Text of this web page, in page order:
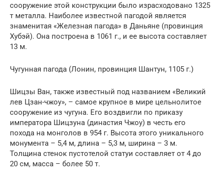
сооружение этой конструкции было израсходовано 1325
т металла. Наиболее известной пагодой является
знаменитая «Железная пагода» в Даньяне (провинция
Хубэй). Она построена в 1061 г., и ее высота составляет
13 м.
Чугунная пагода (Лонин, провинция Шантун, 1105 г.)
Шицзы Ван, также известный под названием «Великий
лев Цзан-чжоу», – самое крупное в мире цельнолитое
сооружение из чугуна. Его воздвигли по приказу
императора Шицзуна (династия Чжоу) в честь его
похода на монголов в 954 г. Высота этого уникального
монумента – 5,4 м, длина – 5,3 м, ширина – 3 м.
Толщина стенок пустотелой статуи составляет от 4 до
20 см, масса – более 50 т.